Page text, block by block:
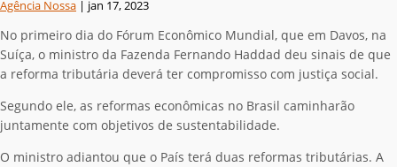
Agência Nossa | jan 17, 2023
No primeiro dia do Fórum Econômico Mundial, que em Davos, na
Suíça, o ministro da Fazenda Fernando Haddad deu sinais de que
a reforma tributária deverá ter compromisso com justiça social.
Segundo ele, as reformas econômicas no Brasil caminharão
juntamente com objetivos de sustentabilidade.
O ministro adiantou que o País terá duas reformas tributárias. A